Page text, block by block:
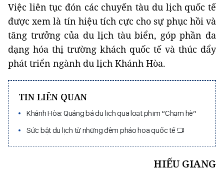
Việc liên tục đón các chuyến tàu du lịch quốc tế
được xem là tín hiệu tích cực cho sự phục hồi và
tăng trưởng của du lịch tàu biển, góp phần đa
dạng hóa thị trường khách quốc tế và thúc đẩy
phát triển ngành du lịch Khánh Hòa.
TIN LIÊN QUAN
Khánh Hòa: Quảng bá du lịch qua loạt phim “Chạm hè”
Sức bật du lịch từ những đêm pháo hoa quốc tế
HIẾU GIANG